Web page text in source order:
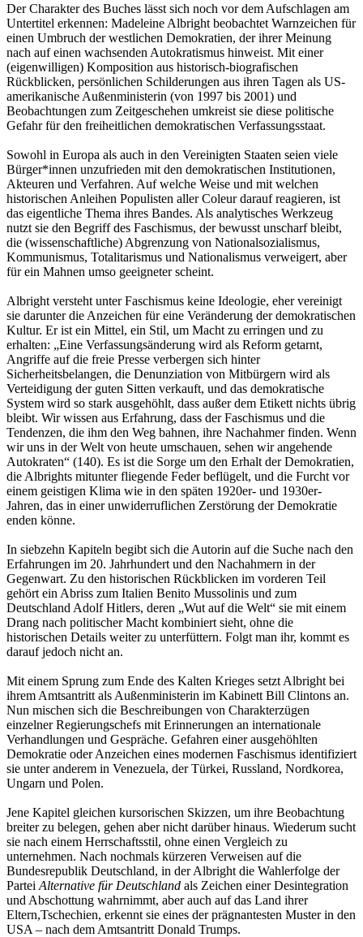
Der Charakter des Buches lässt sich noch vor dem Aufschlagen am
Untertitel erkennen: Madeleine Albright beobachtet Warnzeichen für
einen Umbruch der westlichen Demokratien, der ihrer Meinung
nach auf einen wachsenden Autokratismus hinweist. Mit einer
(eigenwilligen) Komposition aus historisch-biografischen
Rückblicken, persönlichen Schilderungen aus ihren Tagen als US-
amerikanische Außenministerin (von 1997 bis 2001) und
Beobachtungen zum Zeitgeschehen umkreist sie diese politische
Gefahr für den freiheitlichen demokratischen Verfassungsstaat.
Sowohl in Europa als auch in den Vereinigten Staaten seien viele
Bürger*innen unzufrieden mit den demokratischen Institutionen,
Akteuren und Verfahren. Auf welche Weise und mit welchen
historischen Anleihen Populisten aller Coleur darauf reagieren, ist
das eigentliche Thema ihres Bandes. Als analytisches Werkzeug
nutzt sie den Begriff des Faschismus, der bewusst unscharf bleibt,
die (wissenschaftliche) Abgrenzung von Nationalsozialismus,
Kommunismus, Totalitarismus und Nationalismus verweigert, aber
für ein Mahnen umso geeigneter scheint.
Albright versteht unter Faschismus keine Ideologie, eher vereinigt
sie darunter die Anzeichen für eine Veränderung der demokratischen
Kultur. Er ist ein Mittel, ein Stil, um Macht zu erringen und zu
erhalten: „Eine Verfassungsänderung wird als Reform getarnt,
Angriffe auf die freie Presse verbergen sich hinter
Sicherheitsbelangen, die Denunziation von Mitbürgern wird als
Verteidigung der guten Sitten verkauft, und das demokratische
System wird so stark ausgehöhlt, dass außer dem Etikett nichts übrig
bleibt. Wir wissen aus Erfahrung, dass der Faschismus und die
Tendenzen, die ihm den Weg bahnen, ihre Nachahmer finden. Wenn
wir uns in der Welt von heute umschauen, sehen wir angehende
Autokraten“ (140). Es ist die Sorge um den Erhalt der Demokratien,
die Albrights mitunter fliegende Feder beflügelt, und die Furcht vor
einem geistigen Klima wie in den späten 1920er- und 1930er-
Jahren, das in einer unwiderruflichen Zerstörung der Demokratie
enden könne.
In siebzehn Kapiteln begibt sich die Autorin auf die Suche nach den
Erfahrungen im 20. Jahrhundert und den Nachahmern in der
Gegenwart. Zu den historischen Rückblicken im vorderen Teil
gehört ein Abriss zum Italien Benito Mussolinis und zum
Deutschland Adolf Hitlers, deren „Wut auf die Welt“ sie mit einem
Drang nach politischer Macht kombiniert sieht, ohne die
historischen Details weiter zu unterfüttern. Folgt man ihr, kommt es
darauf jedoch nicht an.
Mit einem Sprung zum Ende des Kalten Krieges setzt Albright bei
ihrem Amtsantritt als Außenministerin im Kabinett Bill Clintons an.
Nun mischen sich die Beschreibungen von Charakterzügen
einzelner Regierungschefs mit Erinnerungen an internationale
Verhandlungen und Gespräche. Gefahren einer ausgehöhlten
Demokratie oder Anzeichen eines modernen Faschismus identifiziert
sie unter anderem in Venezuela, der Türkei, Russland, Nordkorea,
Ungarn und Polen.
Jene Kapitel gleichen kursorischen Skizzen, um ihre Beobachtung
breiter zu belegen, gehen aber nicht darüber hinaus. Wiederum sucht
sie nach einem Herrschaftsstil, ohne einen Vergleich zu
unternehmen. Nach nochmals kürzeren Verweisen auf die
Bundesrepublik Deutschland, in der Albright die Wahlerfolge der
Partei Alternative für Deutschland als Zeichen einer Desintegration
und Abschottung wahrnimmt, aber auch auf das Land ihrer
Eltern,Tschechien, erkennt sie eines der prägnantesten Muster in den
USA – nach dem Amtsantritt Donald Trumps.